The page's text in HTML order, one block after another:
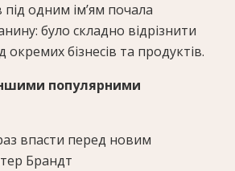
під одним ім’ям почала
було складно відрізнити
окремих бізнесів та продуктів.
популярними
впасти перед новим
Брандт